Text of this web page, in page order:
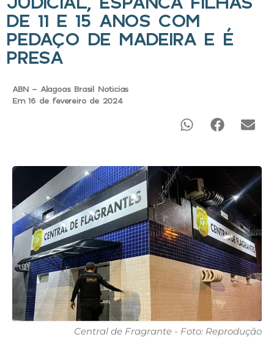
DE 11 E 15 ANOS COM
PEDAÇO DE MADEIRA E É
PRESA
ABN - Alagoas Brasil Noticias
Em 16 de fevereiro de 2024
Central de Fragrante - Foto: Reprodução